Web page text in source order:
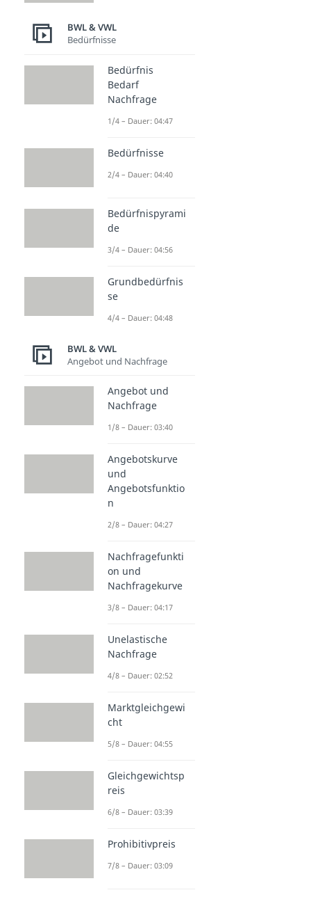
BWL & VWL
Bedürfnisse
Bedürfnis
Bedarf
Nachfrage
1/4 – Dauer: 04:47
Bedürfnisse
2/4 – Dauer: 04:40
Bedürfnispyrami
de
3/4 – Dauer: 04:56
Grundbedürfnis
se
4/4 – Dauer: 04:48
BWL & VWL
Angebot und Nachfrage
Angebot und
Nachfrage
1/8 – Dauer: 03:40
Angebotskurve
und
Angebotsfunktio
n
2/8 – Dauer: 04:27
Nachfragefunkti
on und
Nachfragekurve
3/8 – Dauer: 04:17
Unelastische
Nachfrage
4/8 – Dauer: 02:52
Marktgleichgewi
cht
5/8 – Dauer: 04:55
Gleichgewichtsp
reis
6/8 – Dauer: 03:39
Prohibitivpreis
7/8 – Dauer: 03:09